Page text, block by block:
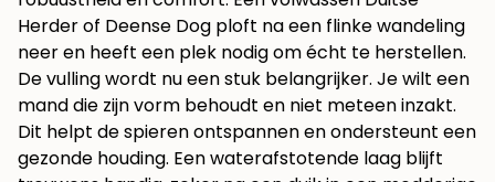
Herder of Deense Dog ploft na een flinke wandeling
neer en heeft een plek nodig om écht te herstellen.
De vulling wordt nu een stuk belangrijker. Je wilt een
mand die zijn vorm behoudt en niet meteen inzakt.
Dit helpt de spieren ontspannen en ondersteunt een
gezonde houding. Een waterafstotende laag blijft